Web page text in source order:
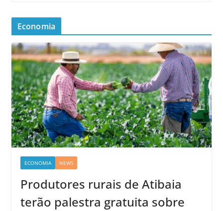
Economia
ECONOMIA NEWS
Produtores rurais de Atibaia
terão palestra gratuita sobre